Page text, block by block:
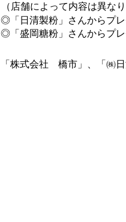
（店舗によって内容は異なり
​◎「日清製粉」さんからプレ
​◎「盛岡糖粉」さんからプレ
「株式会社 橋市」、「㈱